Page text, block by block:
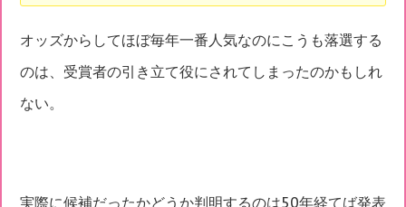
オッズからしてほぼ毎年一番人気なのにこうも落選する
のは、受賞者の引き立て役にされてしまったのかもしれ
ない。
実際に候補だったかどうか判明するのは50年経てば発表